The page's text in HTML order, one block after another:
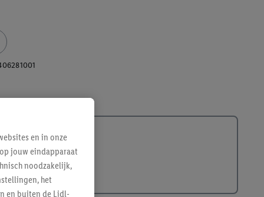
en in onze
jouw eindapparaat
noodzakelijk,
het
en buiten de Lidl-